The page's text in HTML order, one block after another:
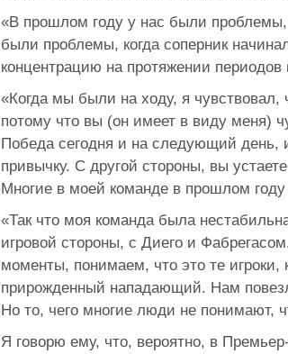
«В прошлом году у нас были проблемы,
были проблемы, когда соперник
концентрацию на протяжении
«Когда мы были на ходу, я чувствовал,
потому что вы (он имеет в виду меня)
Победа сегодня и на следующий
привычку. С другой стороны, вы
Многие в моей команде в прошлом
«Так что моя команда была
игровой стороны, с Диего и
моменты, понимаем, что это те
прирожденный нападающий. Нам
Но то, чего многие люди не понимают,
Я говорю ему, что, вероятно, в